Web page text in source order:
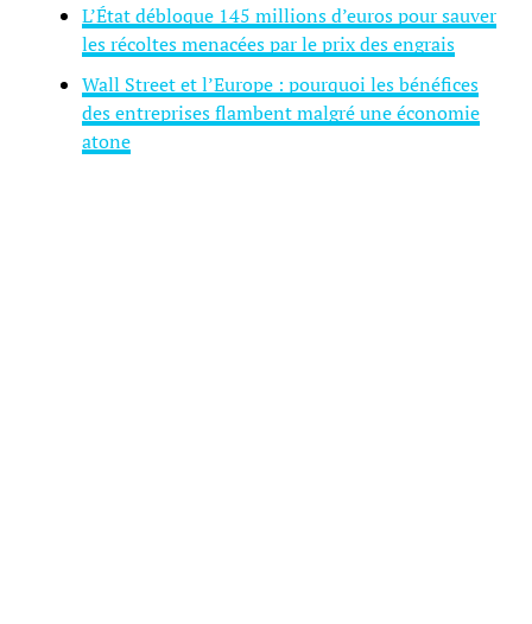
L’État débloque 145 millions d’euros pour sauver
les récoltes menacées par le prix des engrais
Wall Street et l’Europe : pourquoi les bénéfices
des entreprises flambent malgré une économie
atone